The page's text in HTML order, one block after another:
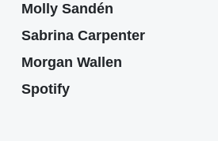
Molly Sandén
Sabrina Carpenter
Morgan Wallen
Spotify